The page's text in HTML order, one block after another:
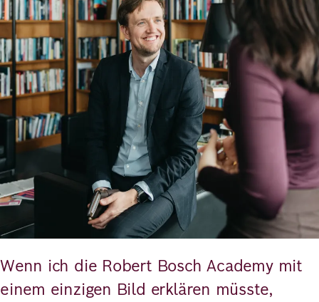
Perspectives
Deutsch Englisch
Wenn ich die Robert Bosch Academy mit
einem einzigen Bild erklären müsste,